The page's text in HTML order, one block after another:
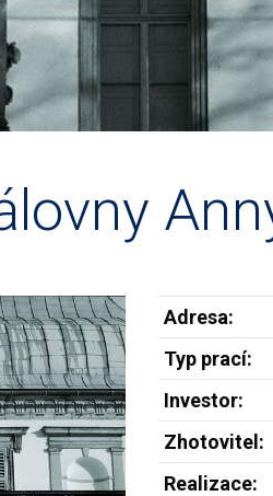
Adresa:
Typ prací:
Investor:
Zhotovitel:
Realizace: